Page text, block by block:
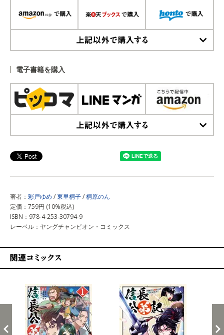
電子書籍を購入
著者： 彩戸ゆめ /東里桐子/桐原のん
定価：759円 (10%税込)
ISBN：978-4-253-30794-9
レーベル：ヤングチャンピオン・コミックス